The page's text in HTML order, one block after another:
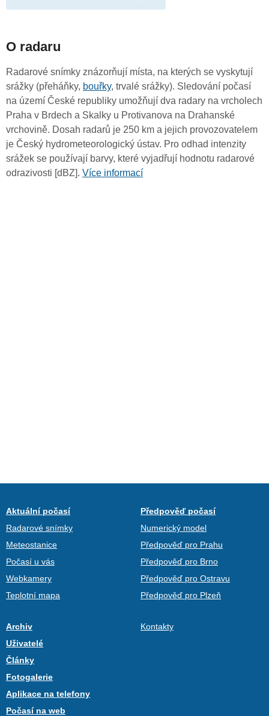
O radaru
Radarové snímky znázorňují místa, na kterých se vyskytují
srážky (přeháňky, bouřky, trvalé srážky). Sledování počasí
na území České republiky umožňují dva radary na vrcholech
Praha v Brdech a Skalky u Protivanova na Drahanské
vrchovině. Dosah radarů je 250 km a jejich provozovatelem
je Český hydrometeorologický ústav. Pro odhad intenzity
srážek se používají barvy, které vyjadřují hodnotu radarové
odrazivosti [dBZ]. Více informací
Aktuální počasí
Radarové snímky
Meteostanice
Počasí u vás
Webkamery
Teplotní mapa
Předpověď počasí
Numerický model
Předpověď pro Prahu
Předpověď pro Brno
Předpověď pro Ostravu
Předpověď pro Plzeň
Archiv
Uživatelé
Články
Fotogalerie
Aplikace na telefony
Počasí na web
Kontakty